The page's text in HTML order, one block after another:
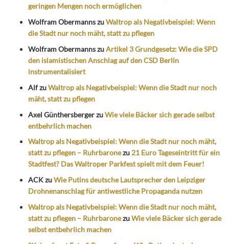
geringen Mengen noch ermöglichen
Wolfram ObermannszuWaltrop als Negativbeispiel: Wenn
die Stadt nur noch mäht, statt zu pflegen
Wolfram ObermannszuArtikel 3 Grundgesetz: Wie die SPD
den islamistischen Anschlag auf den CSD Berlin
instrumentalisiert
AlfzuWaltrop als Negativbeispiel: Wenn die Stadt nur noch
mäht, statt zu pflegen
Axel GünthersbergerzuWie viele Bäcker sich gerade selbst
entbehrlich machen
Waltrop als Negativbeispiel: Wenn die Stadt nur noch mäht,
statt zu pflegen – Ruhrbaronezu21 Euro Tageseintritt für ein
Stadtfest? Das Waltroper Parkfest spielt mit dem Feuer!
ACKzuWie Putins deutsche Lautsprecher den Leipziger
Drohnenanschlag für antiwestliche Propaganda nutzen
Waltrop als Negativbeispiel: Wenn die Stadt nur noch mäht,
statt zu pflegen – RuhrbaronezuWie viele Bäcker sich gerade
selbst entbehrlich machen